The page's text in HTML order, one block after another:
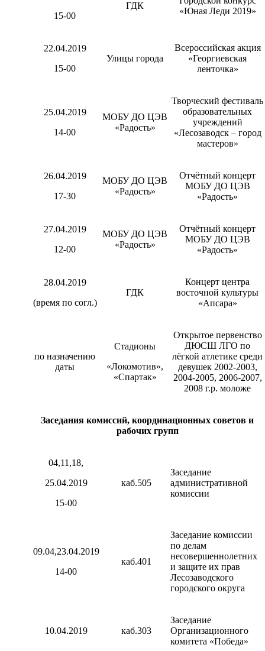
15-00
ГДК
«Юная Леди 2019»
22.04.2019
15-00
Улицы города
Всероссийская акция
«Георгиевская
ленточка»
25.04.2019
14-00
МОБУ ДО ЦЭВ
«Радость»
Творческий фестиваль
образовательных
учреждений
«Лесозаводск – город
мастеров»
26.04.2019
17-30
МОБУ ДО ЦЭВ
«Радость»
Отчётный концерт
МОБУ ДО ЦЭВ
«Радость»
27.04.2019
12-00
МОБУ ДО ЦЭВ
«Радость»
Отчётный концерт
МОБУ ДО ЦЭВ
«Радость»
28.04.2019
(время по согл.)
ГДК
Концерт центра
восточной культуры
«Апсара»
по назначению
даты
Стадионы
«Локомотив»,
«Спартак»
Открытое первенство
ДЮСШ ЛГО по
лёгкой атлетике среди
девушек 2002-2003,
2004-2005, 2006-2007,
2008 г.р. моложе
Заседания комиссий, координационных советов и
рабочих групп
04,11,18,
25.04.2019
15-00
каб.505
Заседание
административной
комиссии
09.04,23.04.2019
14-00
каб.401
Заседание комиссии
по делам
несовершеннолетних
и защите их прав
Лесозаводского
городского округа
10.04.2019 каб.303
Заседание
Организационного
комитета «Победа»